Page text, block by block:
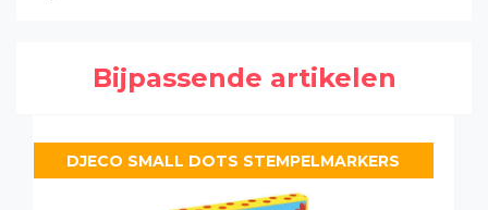
Bijpassende artikelen
DJECO SMALL DOTS STEMPELMARKERS